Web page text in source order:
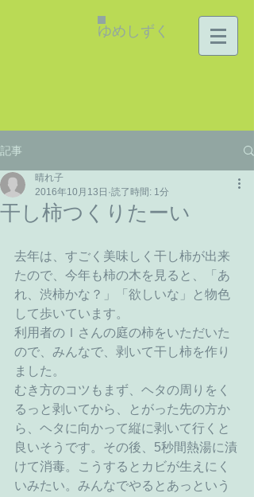
ゆめしずく
記事
干し柿つくりたーい
晴れ子
2016年10月13日 読了時間: 1分
去年は、すごく美味しく干し柿が出来
たので、今年も柿の木を見ると、「あ
れ、渋柿かな？」「欲しいな」と物色
して歩いています。
利用者のＩさんの庭の柿をいただいた
ので、みんなで、剥いて干し柿を作り
ました。
むき方のコツもまず、ヘタの周りをく
るっと剥いてから、とがった先の方か
ら、ヘタに向かって縦に剥いて行くと
良いそうです。その後、5秒間熱湯に漬
けて消毒。こうするとカビが生えにく
いみたい。みんなでやるとあっという